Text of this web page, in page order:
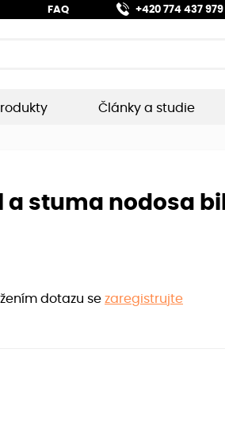
FAQ +420 774 437 979
Články a studie
a stuma nodosa
dotazu se zaregistrujte